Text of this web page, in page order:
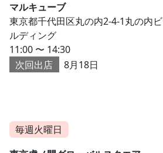
マルキューブ
東京都千代田区丸の内2-4-1丸の内ビ
ルディング
11:00 〜 14:30
次回出店
8月18日
毎週火曜日